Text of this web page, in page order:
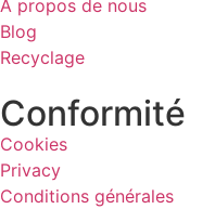
A propos de nous
Blog
Recyclage
Conformité
Cookies
Privacy
Conditions générales